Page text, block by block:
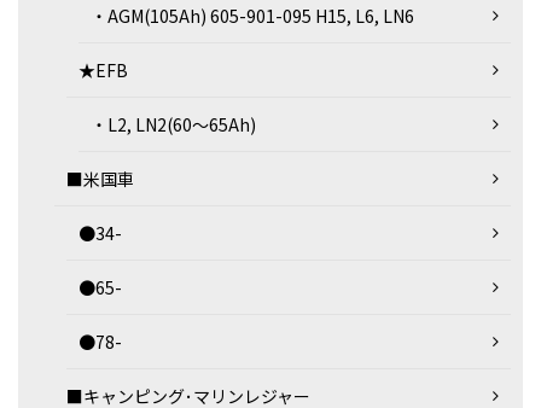
・AGM(105Ah) 605-901-095 H15, L6, LN6
★EFB
・L2, LN2(60～65Ah)
■米国車
●34-
●65-
●78-
■キャンピング･マリンレジャー